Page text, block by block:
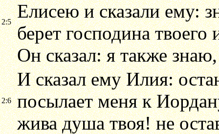
2:5
Елисею и сказали ему:
берет господина
Он сказал: я также
2:6
И сказал ему Илия:
посылает меня к
жива душа твоя! не